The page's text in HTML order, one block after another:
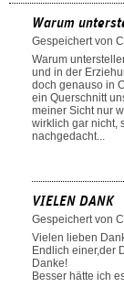
Warum
Gespeichert von
Warum
und in der
doch genauso in
ein Querschnitt
meiner Sicht nur
wirklich gar nicht,
nachgedacht...
VIELEN DANK
Gespeichert von
Vielen lieben
Endlich einer,der
Danke!
Besser hätte ich